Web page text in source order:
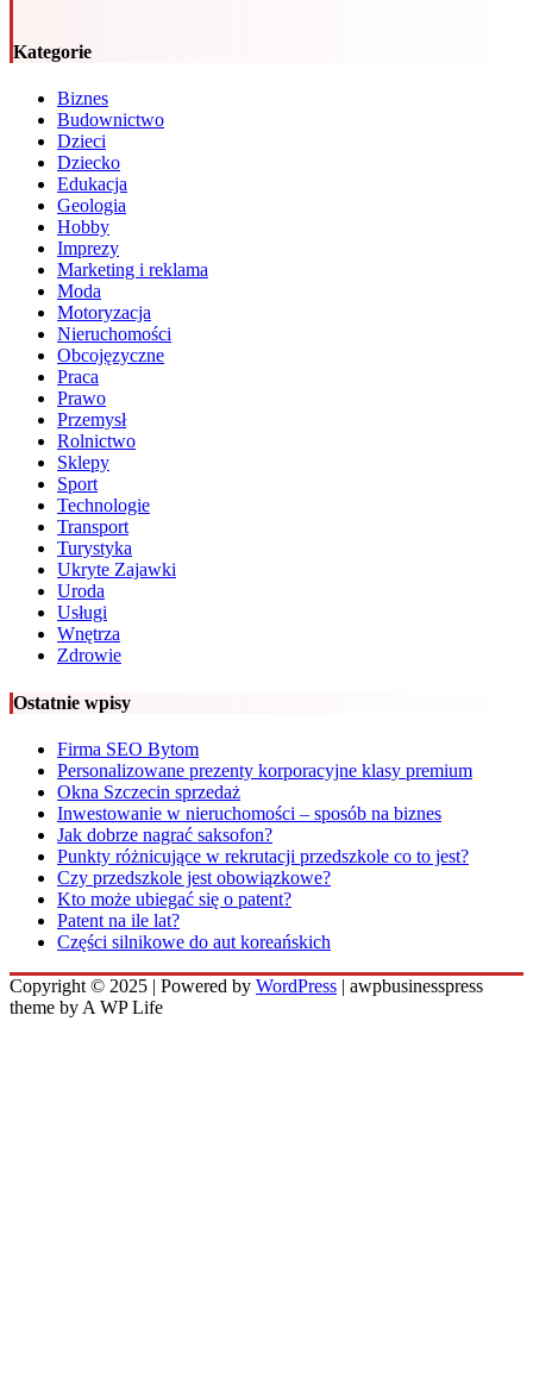
Kategorie
Biznes
Budownictwo
Dzieci
Dziecko
Edukacja
Geologia
Hobby
Imprezy
Marketing i reklama
Moda
Motoryzacja
Nieruchomości
Obcojęzyczne
Praca
Prawo
Przemysł
Rolnictwo
Sklepy
Sport
Technologie
Transport
Turystyka
Ukryte Zajawki
Uroda
Usługi
Wnętrza
Zdrowie
Ostatnie wpisy
Firma SEO Bytom
Personalizowane prezenty korporacyjne klasy premium
Okna Szczecin sprzedaż
Inwestowanie w nieruchomości – sposób na biznes
Jak dobrze nagrać saksofon?
Punkty różnicujące w rekrutacji przedszkole co to jest?
Czy przedszkole jest obowiązkowe?
Kto może ubiegać się o patent?
Patent na ile lat?
Części silnikowe do aut koreańskich
Copyright © 2025 | Powered by WordPress | awpbusinesspress
theme by A WP Life